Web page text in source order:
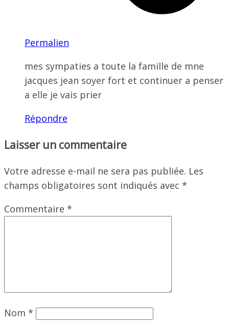
Permalien
mes sympaties a toute la famille de mne
jacques jean soyer fort et continuer a penser
a elle je vais prier
Répondre
Laisser un commentaire
Votre adresse e-mail ne sera pas publiée. Les
champs obligatoires sont indiqués avec *
Commentaire *
Nom *